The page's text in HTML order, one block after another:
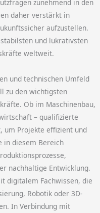
zunehmend in den
daher verstärkt in
aufzustellen.
und lukrativsten
weltweit.
und technischen Umfeld
zu den wichtigsten
Ob im Maschinenbau,
– qualifizierte
um Projekte effizient und
in diesem Bereich
nachhaltige Entwicklung.
digitalem Fachwissen, die
Robotik oder 3D-
In Verbindung mit